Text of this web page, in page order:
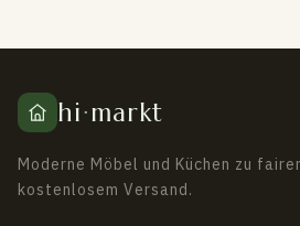
hi·markt
Moderne Möbel und Küchen zu
kostenlosem Versand.